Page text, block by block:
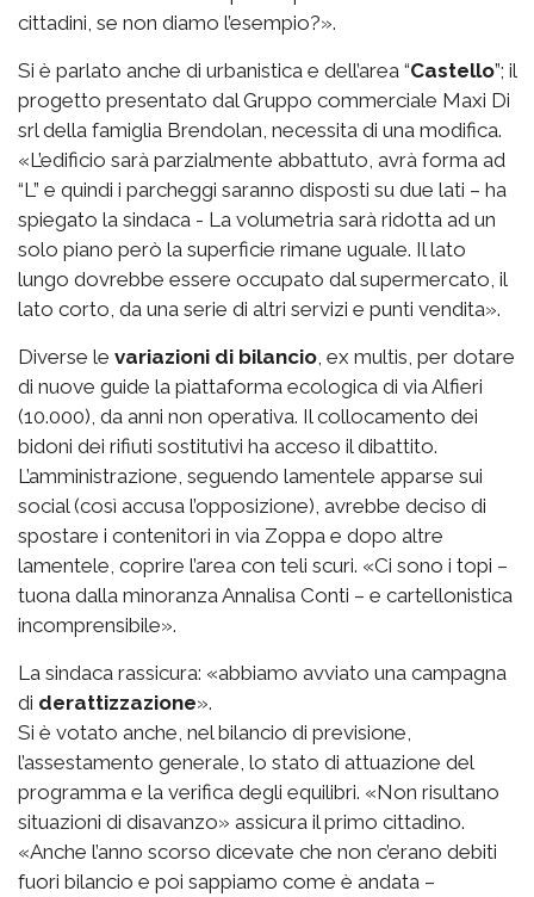
cittadini, se non diamo l’esempio?».
Si è parlato anche di urbanistica e dell’area “Castello”; il
progetto presentato dal Gruppo commerciale Maxi Di
srl della famiglia Brendolan, necessita di una modifica.
«L’edificio sarà parzialmente abbattuto, avrà forma ad
“L” e quindi i parcheggi saranno disposti su due lati – ha
spiegato la sindaca - La volumetria sarà ridotta ad un
solo piano però la superficie rimane uguale. Il lato
lungo dovrebbe essere occupato dal supermercato, il
lato corto, da una serie di altri servizi e punti vendita».
Diverse le variazioni di bilancio, ex multis, per dotare
di nuove guide la piattaforma ecologica di via Alfieri
(10.000), da anni non operativa. Il collocamento dei
bidoni dei rifiuti sostitutivi ha acceso il dibattito.
L’amministrazione, seguendo lamentele apparse sui
social (così accusa l’opposizione), avrebbe deciso di
spostare i contenitori in via Zoppa e dopo altre
lamentele, coprire l’area con teli scuri. «Ci sono i topi –
tuona dalla minoranza Annalisa Conti – e cartellonistica
incomprensibile».
La sindaca rassicura: «abbiamo avviato una campagna
di derattizzazione».
Si è votato anche, nel bilancio di previsione,
l’assestamento generale, lo stato di attuazione del
programma e la verifica degli equilibri. «Non risultano
situazioni di disavanzo» assicura il primo cittadino.
«Anche l’anno scorso dicevate che non c’erano debiti
fuori bilancio e poi sappiamo come è andata –